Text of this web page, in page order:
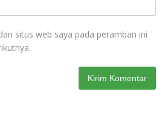
situs web saya pada peramban ini